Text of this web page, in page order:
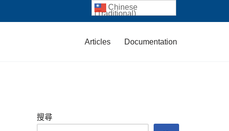
Articles Documentation
搜尋
Chinese
(Traditional)